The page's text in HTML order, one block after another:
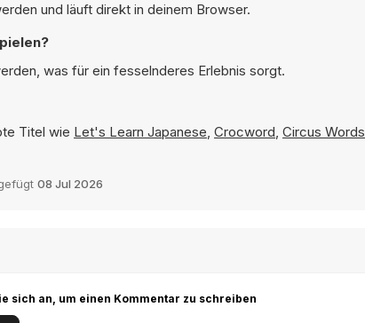
und läuft direkt in deinem Browser.
was für ein fesselnderes Erlebnis sorgt.
Titel wie Let's Learn Japanese, Crocword, Circus Words
08 Jul 2026
sich an, um einen Kommentar zu schreiben